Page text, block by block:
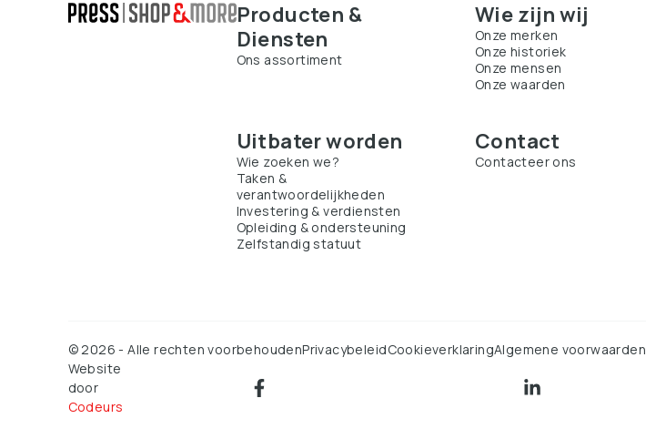
Producten &
Diensten
Ons assortiment
Wie zijn wij
Onze merken
Onze historiek
Onze mensen
Onze waarden
Uitbater worden
Wie zoeken we?
Taken &
verantwoordelijkheden
Investering & verdiensten
Opleiding & ondersteuning
Zelfstandig statuut
Contact
Contacteer ons
©2026 -Alle rechten voorbehoudenPrivacybeleidCookieverklaringAlgemene voorwaarden
Website
door
Codeurs